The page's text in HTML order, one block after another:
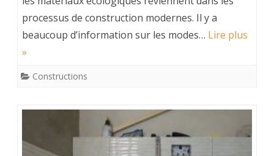
processus de construction modernes. Il y a
beaucoup d’information sur les modes… Lire plus
»
Constructions